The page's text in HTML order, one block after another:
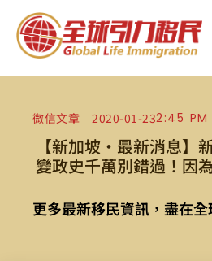
微信文章 2020-01-232:45 PM
【新加坡·最新消息】
變政史千萬別錯過！因
更多最新移民資訊，盡在